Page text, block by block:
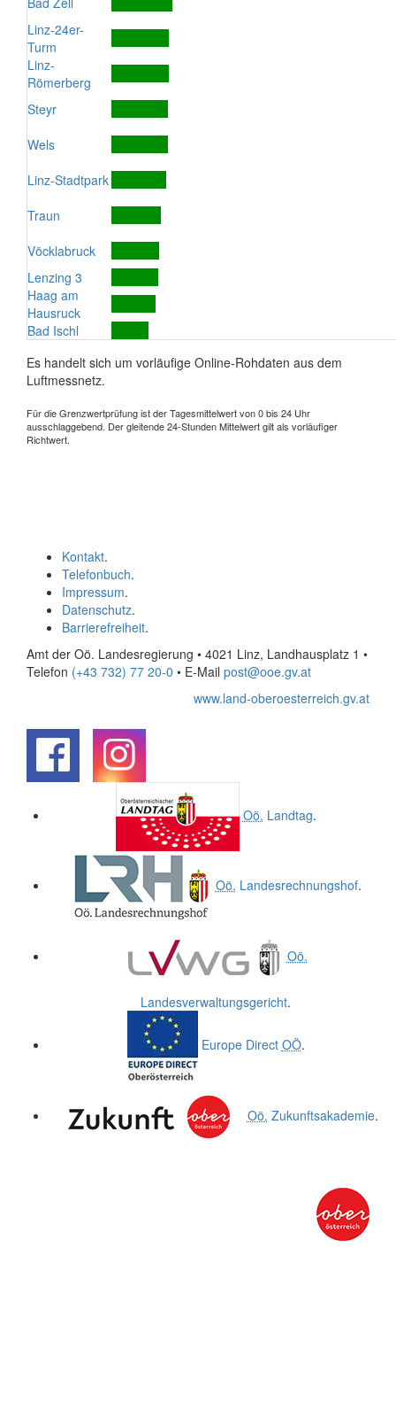
Linz-24er-
Turm
Linz-
Römerberg
Steyr
Wels
Linz-Stadtpark
Traun
Vöcklabruck
Lenzing 3
Haag am
Hausruck
Bad Ischl
Es handelt sich um vorläufige Online-Rohdaten aus dem
Luftmessnetz.
Für die Grenzwertprüfung ist der Tagesmittelwert von 0 bis 24 Uhr
ausschlaggebend. Der gleitende 24-Stunden Mittelwert gilt als vorläufiger
Richtwert.
Kontakt.
Telefonbuch.
Impressum.
Datenschutz.
Barrierefreiheit.
Amt der Oö. Landesregierung • 4021 Linz, Landhausplatz 1 •
Telefon (+43 732) 77 20-0 • E-Mail post@ooe.gv.at
www.land-oberoesterreich.gv.at
Oö. Landtag.
Oö. Landesrechnungshof.
Oö.
Landesverwaltungsgericht.
Europe Direct OÖ.
Oö. Zukunftsakademie.